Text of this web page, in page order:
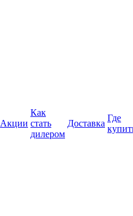
Акции
Как
стать
дилером
Доставка
Где